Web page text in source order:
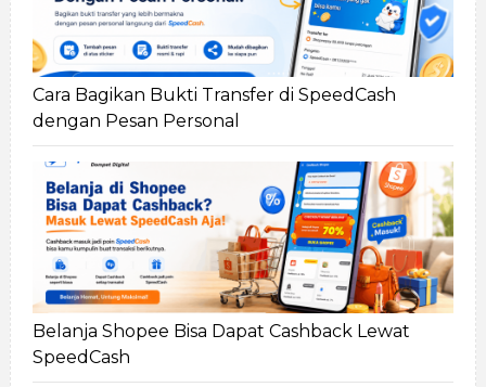
Cara Bagikan Bukti Transfer di SpeedCash
dengan Pesan Personal
Belanja Shopee Bisa Dapat Cashback Lewat
SpeedCash